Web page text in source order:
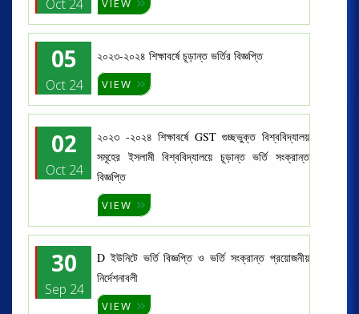
Oct 24 VIEW
05
Oct 24
২০২৩-২০২৪ শিক্ষাবর্ষে চূড়ান্ত ভর্তির বিজ্ঞপ্তি
VIEW
02
Oct 24
২০২৩ -২০২৪ শিক্ষাবর্ষে GST গুচ্ছভুক্ত বিশ্ববিদ্যালয়
সমূহের ইসলামী বিশ্ববিদ্যালয়ে চূড়ান্ত ভর্তি সংক্রান্ত
বিজ্ঞপ্তি
VIEW
30
Sep 24
D ইউনিটে ভর্তি বিজ্ঞপ্তি ও ভর্তি সংক্রান্ত প্রয়োজনীয়
নির্দেশনাবলী
VIEW